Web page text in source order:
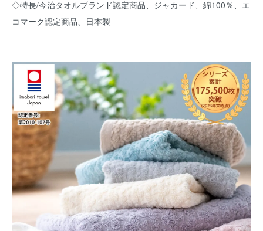
◇特長/今治タオルブランド認定商品、ジャカード、綿100％、エ
コマーク認定商品、日本製